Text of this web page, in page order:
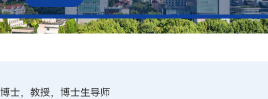
博士，教授，博士生导师